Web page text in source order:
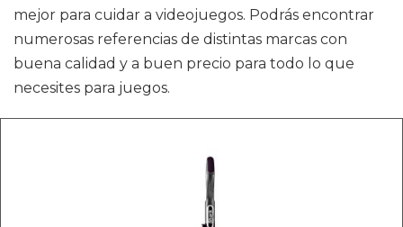
mejor para cuidar a videojuegos. Podrás encontrar
numerosas referencias de distintas marcas con
buena calidad y a buen precio para todo lo que
necesites para juegos.